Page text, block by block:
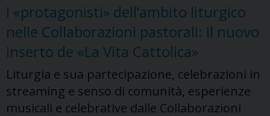
parroci
e
referenti
d’ambito
I «protagonisti» dell’ambito liturgico
nelle Collaborazioni pastorali: il nuovo
inserto de «La Vita Cattolica»
Liturgia e sua partecipazione, celebrazioni in
streaming e senso di comunità, esperienze
musicali e celebrative dalle Collaborazioni